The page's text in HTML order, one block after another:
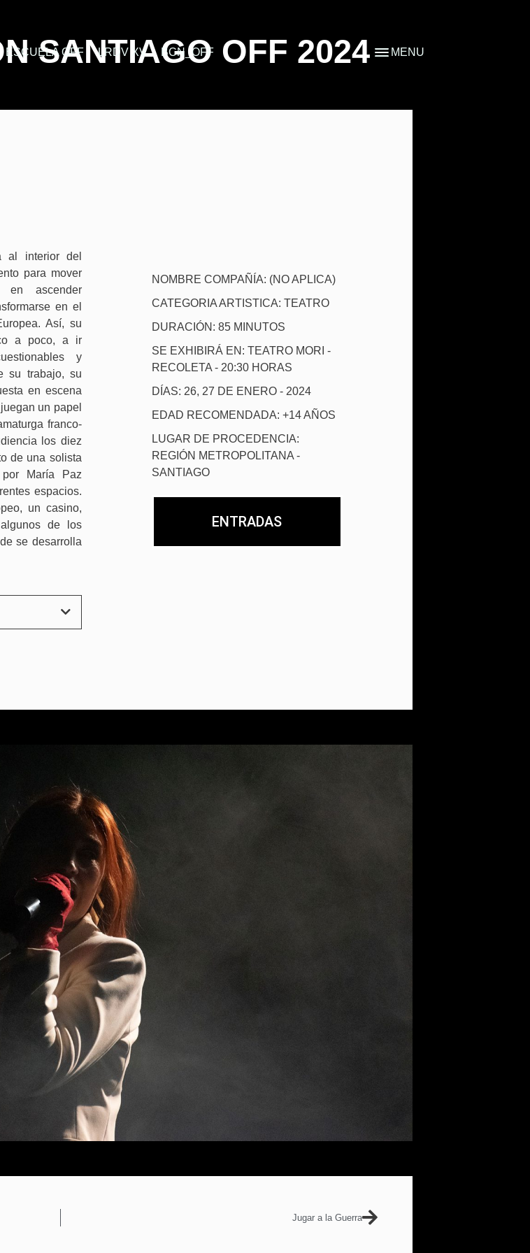
ESCUELA OFF LRDV XV BCN_OFF MENU
SANTIAGO OFF 2024
al interior del
para mover
ascender
en el
Así, su
a poco, a ir
y
su trabajo, su
en escena
un papel
franco-
los diez
de una solista
María Paz
espacios.
un casino,
de los
se desarrolla
NOMBRE COMPAÑÍA: (NO APLICA)
CATEGORIA ARTISTICA: TEATRO
DURACIÓN: 85 MINUTOS
SE EXHIBIRÁ EN: TEATRO MORI -
RECOLETA - 20:30 HORAS
DÍAS: 26, 27 DE ENERO - 2024
EDAD RECOMENDADA: +14 AÑOS
LUGAR DE PROCEDENCIA:
REGIÓN METROPOLITANA -
SANTIAGO
ENTRADAS
Jugar a la Guerra